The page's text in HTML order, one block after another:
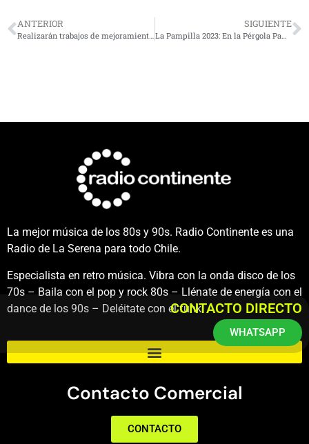
ANTERIOR
Realizarán trabajos de mejoramiento en carretera que une Los Vilos y La Serena
SIGUIENTE
La Pampilla 2023: En la Pérgola Pampillera se dará inicio oficial a la fiesta más grande de Chile
La mejor música de los 80s y 90s. Radio Continente es una
Radio de La Serena para todo Chile.
Especialista en retro música. Vibra con la onda disco de los
70s – Baila con el pop y rock 80s – Llénate de energía con el
dance de los 90s – Deléitate con el funk.
Contacto Comercial
CONTACTO
CONTACTO DIRECTO
WHATSAPP